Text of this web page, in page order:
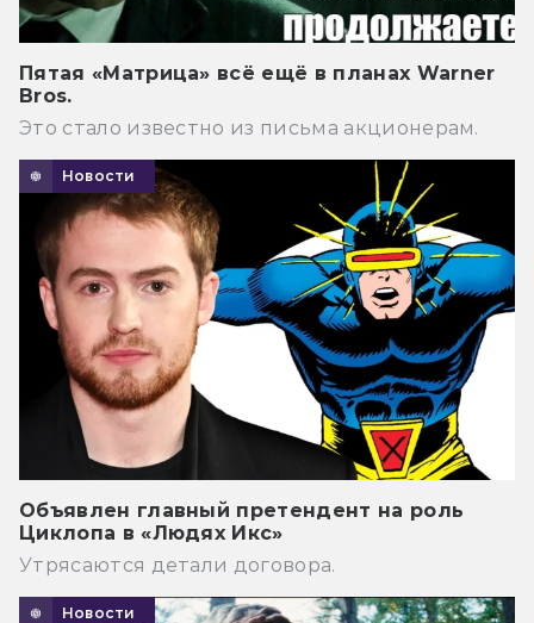
Пятая «Матрица» всё ещё в планах Warner
Bros.
Это стало известно из письма акционерам.
Новости
Объявлен главный претендент на роль
Циклопа в «Людях Икс»
Утрясаются детали договора.
Новости